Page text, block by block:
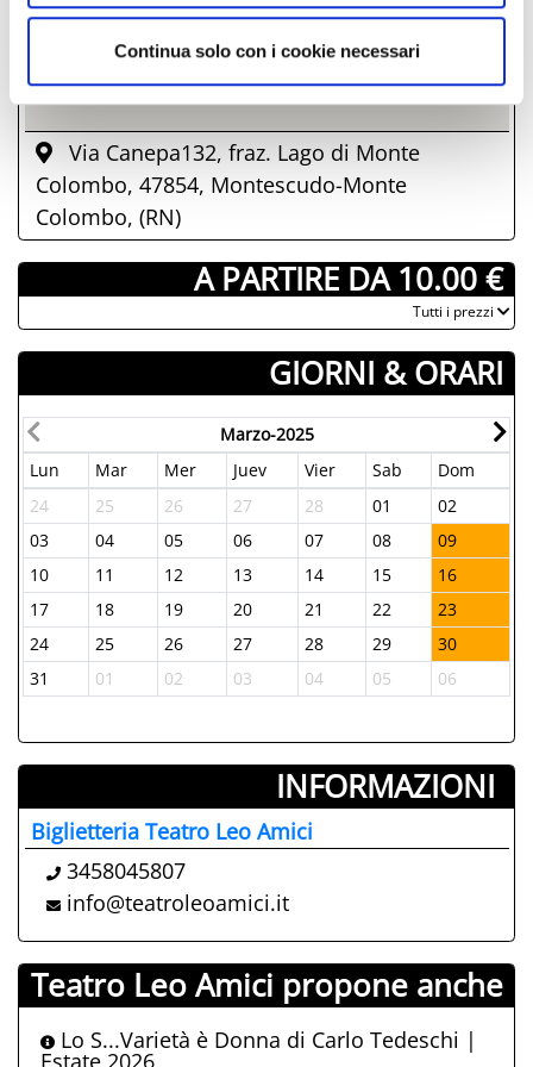
Continua solo con i cookie necessari
Via Canepa132, fraz. Lago di Monte
Colombo, 47854, Montescudo-Monte
Colombo, (RN)
­ A PARTIRE DA 10.00 €
­Tutti i prezzi
GIORNI & ORARI
Marzo-2025
Lun
Mar Mer Juev Vier Sab
Dom
24
25 26 27 28 01
02
03
04 05 06 07 08
09
10
11 12 13 14 15
16
17
18 19 20 21 22
23
24
25 26 27 28 29
30
31
01 02 03 04 05 06
INFORMAZIONI ­
Biglietteria Teatro Leo Amici
3458045807
info@teatroleoamici.it
Teatro Leo Amici propone anche
Lo S...Varietà è Donna di Carlo Tedeschi |
Estate 2026